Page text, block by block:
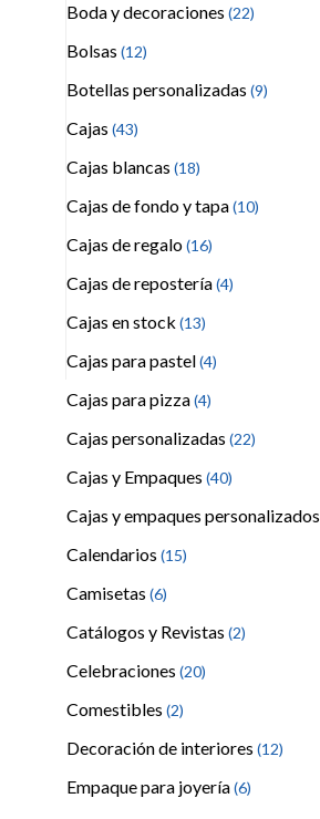
Boda y decoraciones (22)
Bolsas (12)
Botellas personalizadas (9)
Cajas (43)
Cajas blancas (18)
Cajas de fondo y tapa(10)
Cajas de regalo(16)
Cajas de repostería(4)
Cajas en stock (13)
Cajas para pastel(4)
Cajas para pizza(4)
Cajas personalizadas (22)
Cajas y Empaques (40)
Cajas y empaques personalizados
Calendarios (15)
Camisetas (6)
Catálogos y Revistas (2)
Celebraciones (20)
Comestibles (2)
Decoración de interiores (12)
Empaque para joyería(6)